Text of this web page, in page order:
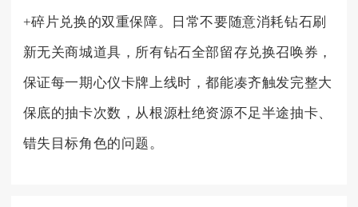
+碎片兑换的双重保障。日常不要随意消耗钻石刷
新无关商城道具，所有钻石全部留存兑换召唤券，
保证每一期心仪卡牌上线时，都能凑齐触发完整大
保底的抽卡次数，从根源杜绝资源不足半途抽卡、
错失目标角色的问题。